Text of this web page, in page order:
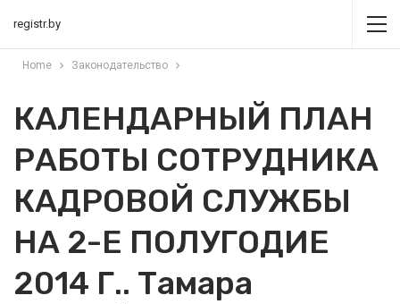
registr.by
Home Законодательство
КАЛЕНДАРНЫЙ ПЛАН
РАБОТЫ СОТРУДНИКА
КАДРОВОЙ СЛУЖБЫ
НА 2-Е ПОЛУГОДИЕ
2014 Г.. Тамара